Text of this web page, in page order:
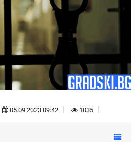
05.09.2023 09:42 1035